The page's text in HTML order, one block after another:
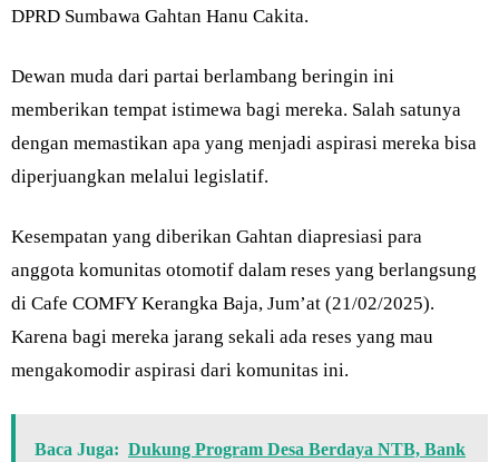
DPRD Sumbawa Gahtan Hanu Cakita.
Dewan muda dari partai berlambang beringin ini
memberikan tempat istimewa bagi mereka. Salah satunya
dengan memastikan apa yang menjadi aspirasi mereka bisa
diperjuangkan melalui legislatif.
Kesempatan yang diberikan Gahtan diapresiasi para
anggota komunitas otomotif dalam reses yang berlangsung
di Cafe COMFY Kerangka Baja, Jum’at (21/02/2025).
Karena bagi mereka jarang sekali ada reses yang mau
mengakomodir aspirasi dari komunitas ini.
Baca Juga: Dukung Program Desa Berdaya NTB, Bank